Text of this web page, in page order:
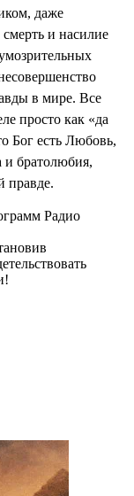
даже
смерть и насилие
в мире. Все
просто как «да
Бог есть Любовь,
и братолюбия,
правде.
Радио